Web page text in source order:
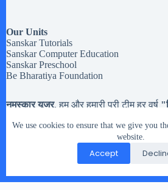
We use cookies to ensure that we give you
website.
Accept
Our Units
Sanskar Tutorials
Sanskar Computer Education
Sanskar Preschool
Be Bharatiya Foundation
नमस्कार यूजर, हम और हमारी पूरी टीम हर वर्ष
तिरंगे झंडे इकट्टा किये है. मतलब यह की यदि
जनवरी या किसी भी राष्ट्रिय त्यौहारमें इस्तेमाल
पर गिरे मिले, या आप के पास हो पर उसे
आप हमारे दिए पते पर भेज सकते है.